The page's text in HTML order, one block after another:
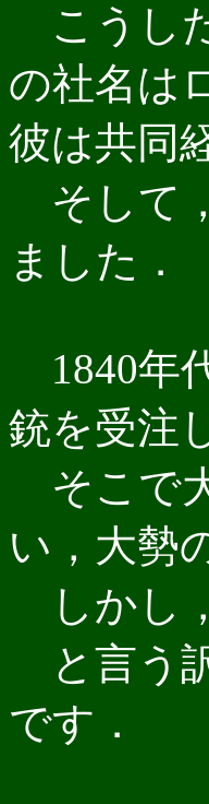
こうし
の社名は
彼は共同
そして
ました．
1840年
銃を受注
そこで
い，大勢
しかし
と言う
です．